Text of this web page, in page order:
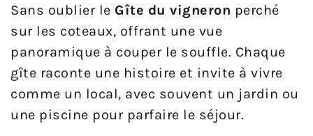
Sans oublier le Gîte du vigneron perché
sur les coteaux, offrant une vue
panoramique à couper le souffle. Chaque
gîte raconte une histoire et invite à vivre
comme un local, avec souvent un jardin ou
une piscine pour parfaire le séjour.